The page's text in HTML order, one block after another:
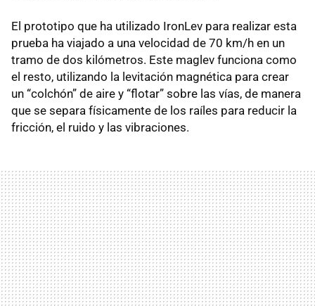
El prototipo que ha utilizado IronLev para realizar esta
prueba ha viajado a una velocidad de 70 km/h en un
tramo de dos kilómetros. Este maglev funciona como
el resto, utilizando la levitación magnética para crear
un “colchón” de aire y “flotar” sobre las vías, de manera
que se separa físicamente de los raíles para reducir la
fricción, el ruido y las vibraciones.